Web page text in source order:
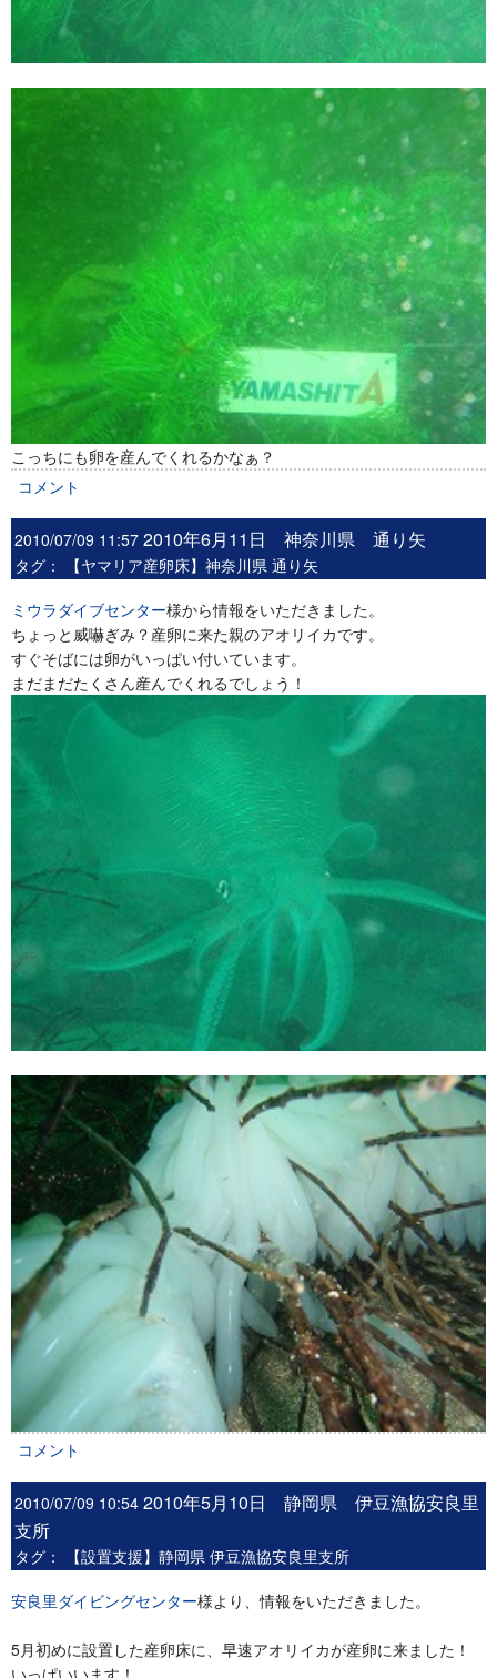
こっちにも卵を産んでくれるかなぁ？
コメント
2010/07/09 11:57 2010年6月11日 神奈川県 通り矢
タグ：
【ヤマリア産卵床】神奈川県 通り矢
ミウラダイブセンター様から情報をいただきました。
ちょっと威嚇ぎみ？産卵に来た親のアオリイカです。
すぐそばには卵がいっぱい付いています。
まだまだたくさん産んでくれるでしょう！
コメント
2010/07/09 10:54 2010年5月10日 静岡県 伊豆漁協安良里
支所
タグ：
【設置支援】静岡県 伊豆漁協安良里支所
安良里ダイビングセンター様より、情報をいただきました。
5月初めに設置した産卵床に、早速アオリイカが産卵に来ました！
いっぱいいます！